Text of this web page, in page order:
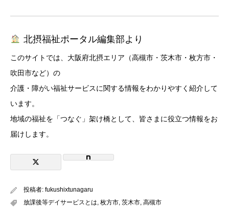
北摂福祉ポータル編集部より
このサイトでは、大阪府北摂エリア（高槻市・茨木市・枚方市・
吹田市など）の
介護・障がい福祉サービスに関する情報をわかりやすく紹介して
います。
地域の福祉を「つなぐ」架け橋として、皆さまに役立つ情報をお
届けします。
投稿者: fukushixtunagaru
放課後等デイサービスとは, 枚方市, 茨木市, 高槻市